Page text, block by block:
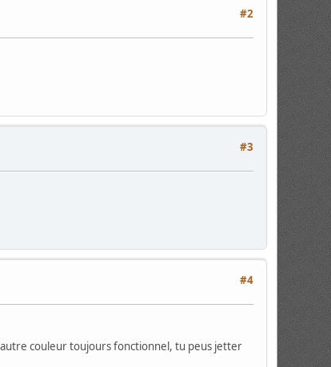
#2
#3
#4
couleur toujours fonctionnel, tu peus jetter